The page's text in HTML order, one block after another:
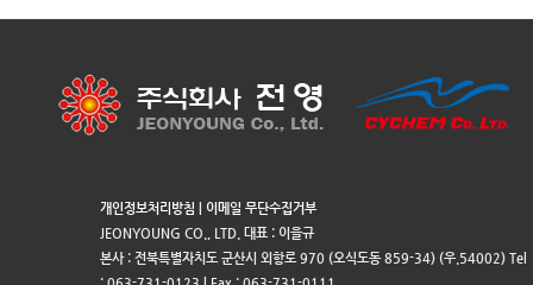
개인정보처리방침
이메일 무단수집거부
JEONYOUNG CO., LTD. 대표 : 이을규
본사 : 전북특별자치도 군산시 외항로 970 (오식도동 859-34) (우.54002) Tel